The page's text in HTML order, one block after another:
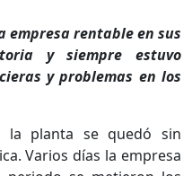
empresa rentable en sus
y siempre estuvo
y problemas en los
la planta se quedó sin
Varios días la empresa